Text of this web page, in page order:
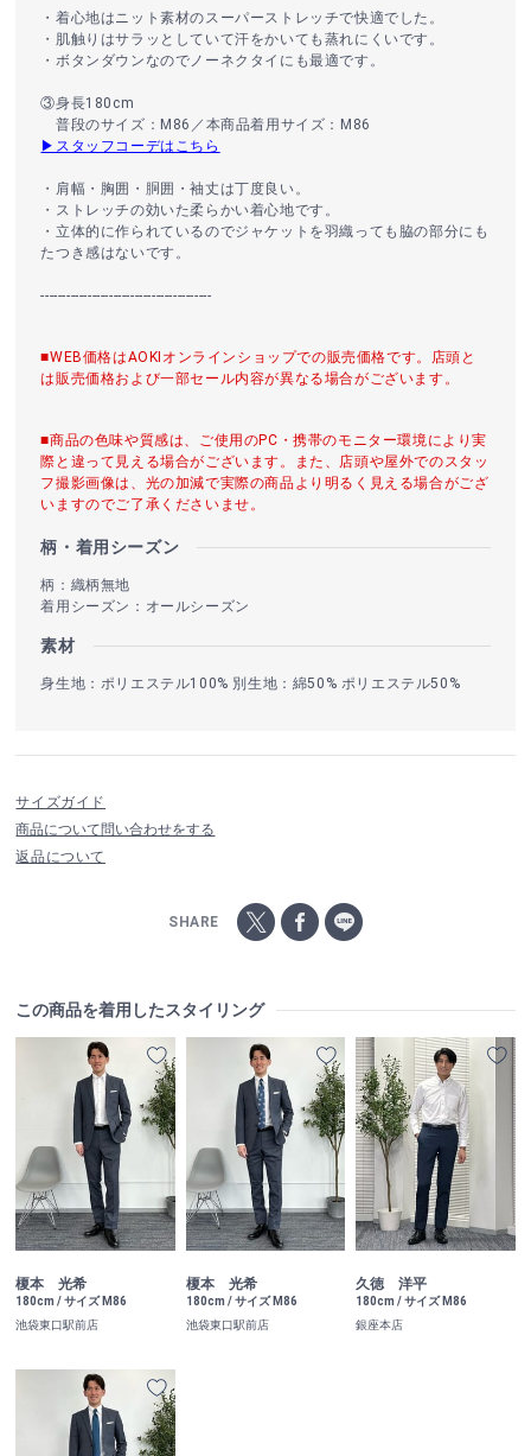
・着心地はニット素材のスーパーストレッチで快適でした。
・肌触りはサラッとしていて汗をかいても蒸れにくいです。
・ボタンダウンなのでノーネクタイにも最適です。
③身長180cm
普段のサイズ：M86／本商品着用サイズ：M86
▶スタッフコーデはこちら
・肩幅・胸囲・胴囲・袖丈は丁度良い。
・ストレッチの効いた柔らかい着心地です。
・立体的に作られているのでジャケットを羽織っても脇の部分にも
たつき感はないです。
----------------------------------------
■WEB価格はAOKIオンラインショップでの販売価格です。店頭と
は販売価格および一部セール内容が異なる場合がございます。
■商品の色味や質感は、ご使用のPC・携帯のモニター環境により実
際と違って見える場合がございます。また、店頭や屋外でのスタッ
フ撮影画像は、光の加減で実際の商品より明るく見える場合がござ
いますのでご了承くださいませ。
柄・着用シーズン
柄：織柄無地
着用シーズン：オールシーズン
素材
身生地：ポリエステル100% 別生地：綿50% ポリエステル50%
サイズガイド
商品について問い合わせをする
返品について
SHARE
この商品を着用したスタイリング
榎本 光希
180cm / サイズ M86
池袋東口駅前店
榎本 光希
180cm / サイズ M86
池袋東口駅前店
久徳 洋平
180cm / サイズ M86
銀座本店